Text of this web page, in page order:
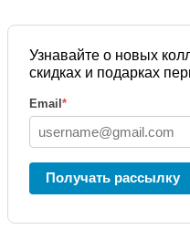
Узнавайте о новых
скидках и подарках
Email *
Получать рассылку